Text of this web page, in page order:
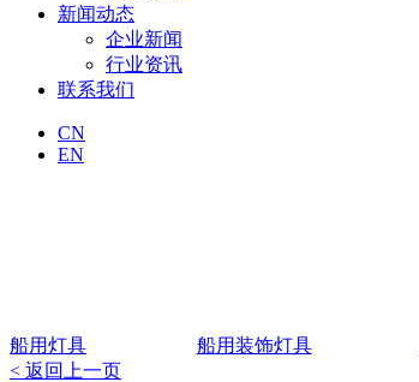
新闻动态
企业新闻
行业资讯
联系我们
CN
EN
船用灯具 船用装饰灯具
< 返回上一页